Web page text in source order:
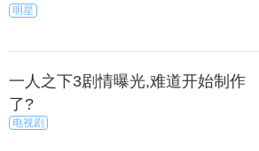
明星
一人之下3剧情曝光,难道开始制作
了?
电视剧